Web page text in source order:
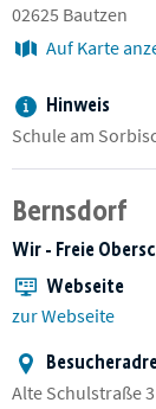
02625 Bautzen
Auf Karte
Hinweis
Schule am
Bernsdorf
Wir - Freie
Webseite
zur Webseite
Alte Schulstraße 3